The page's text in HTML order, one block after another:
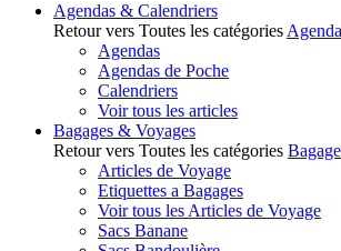
Agendas & Calendriers
Retour vers Toutes les catégories
Agendas
Agendas de Poche
Calendriers
Voir tous les articles
Bagages & Voyages
Retour vers Toutes les catégories
Articles de Voyage
Etiquettes a Bagages
Voir tous les Articles de Voyage
Sacs Banane